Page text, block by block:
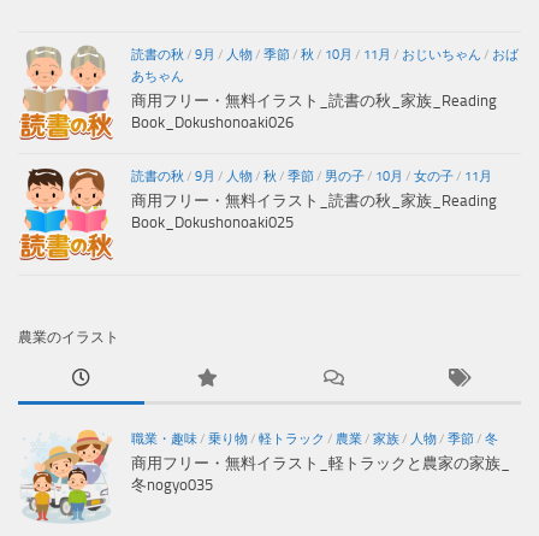
読書の秋 / 9月 / 人物/ 季節/ 秋 / 10月 / 11月 / おじいちゃん / おば
あちゃん
商用フリー・無料イラスト_読書の秋_家族_Reading
Book_Dokushonoaki026
読書の秋 / 9月 / 人物/ 秋 / 季節/ 男の子/ 10月 / 女の子/ 11月
商用フリー・無料イラスト_読書の秋_家族_Reading
Book_Dokushonoaki025
農業のイラスト
職業・趣味/ 乗り物/ 軽トラック / 農業/ 家族/ 人物/ 季節/ 冬
商用フリー・無料イラスト_軽トラックと農家の家族_
冬nogyo035